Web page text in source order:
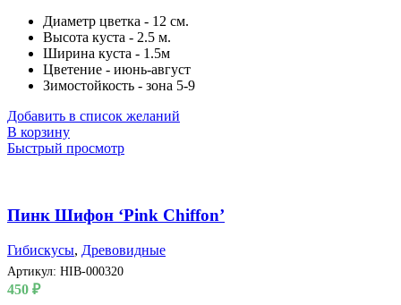
Диаметр цветка - 12 см.
Высота куста - 2.5 м.
Ширина куста - 1.5м
Цветение - июнь-август
Зимостойкость - зона 5-9
Добавить в список желаний
В корзину
Быстрый просмотр
Пинк Шифон ‘Pink Chiffon’
Гибискусы, Древовидные
Артикул: HIB-000320
450 ₽